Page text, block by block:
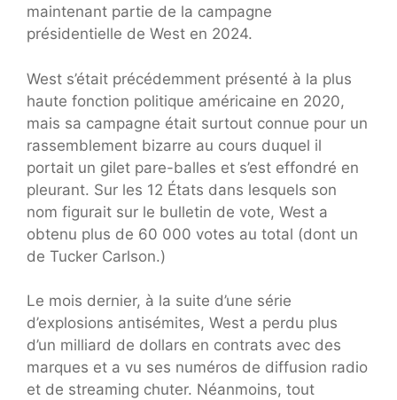
maintenant partie de la campagne
présidentielle de West en 2024.
West s’était précédemment présenté à la plus
haute fonction politique américaine en 2020,
mais sa campagne était surtout connue pour un
rassemblement bizarre au cours duquel il
portait un gilet pare-balles et s’est effondré en
pleurant. Sur les 12 États dans lesquels son
nom figurait sur le bulletin de vote, West a
obtenu plus de 60 000 votes au total (dont un
de Tucker Carlson.)
Le mois dernier, à la suite d’une série
d’explosions antisémites, West a perdu plus
d’un milliard de dollars en contrats avec des
marques et a vu ses numéros de diffusion radio
et de streaming chuter. Néanmoins, tout